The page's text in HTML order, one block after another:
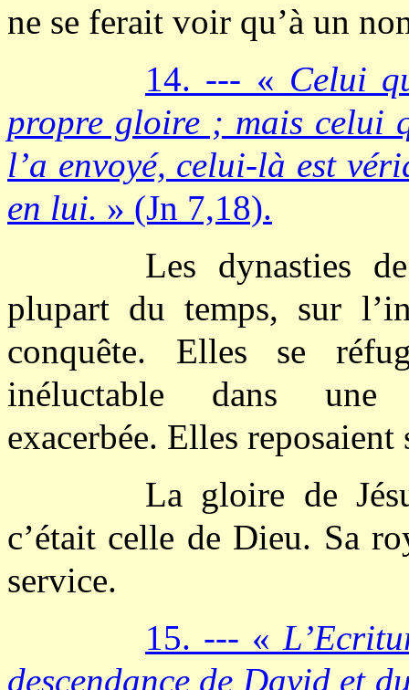
ne se ferait voir qu’à un
14. --- « Celui
propre gloire ; mais celui
l’a envoyé, celui-là est
en lui. » (Jn 7,18).
Les dynasties
plupart du temps, sur
conquête. Elles se
inéluctable dans une
exacerbée. Elles
La gloire de
c’était celle de Dieu. Sa
service.
15. --- «
descendance de David et